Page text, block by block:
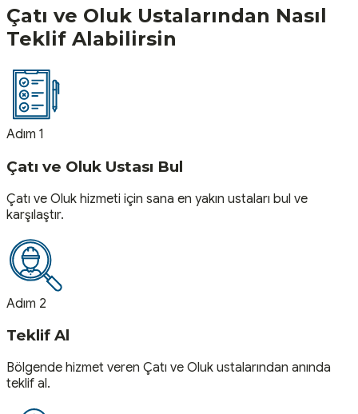
Çatı ve Oluk Ustalarından Nasıl
Teklif Alabilirsin
Adım 1
Çatı ve Oluk Ustası Bul
Çatı ve Oluk hizmeti için sana en yakın ustaları bul ve
karşılaştır.
Adım 2
Teklif Al
Bölgende hizmet veren Çatı ve Oluk ustalarından anında
teklif al.